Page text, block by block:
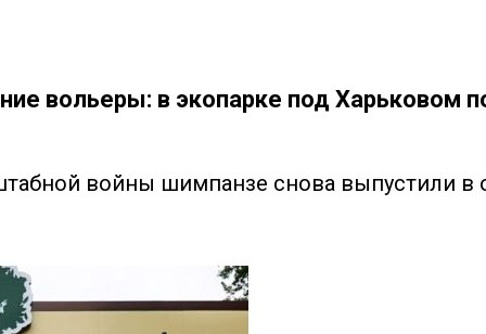
вольеры: в экопарке под Харьковом
войны шимпанзе снова выпустили